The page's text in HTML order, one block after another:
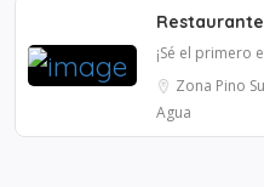
¡Sé el primero
Zona Pino
Agua